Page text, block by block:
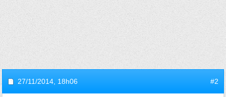
27/11/2014, 18h06 #2